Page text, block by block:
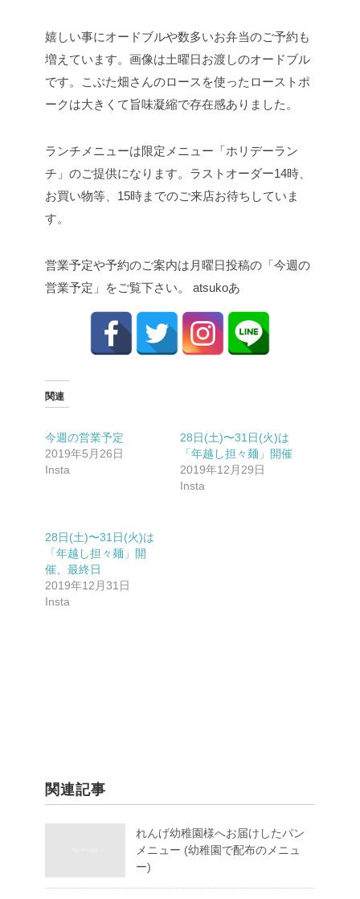
嬉しい事にオードブルや数多いお弁当のご予約も
増えています。画像は土曜日お渡しのオードブル
です。こぶた畑さんのロースを使ったローストポ
ークは大きくて旨味凝縮で存在感ありました。
ランチメニューは限定メニュー「ホリデーラン
チ」のご提供になります。ラストオーダー14時、
お買い物等、15時までのご来店お待ちしていま
す。
営業予定や予約のご案内は月曜日投稿の「今週の
営業予定」をご覧下さい。 atsukoあ
関連
今週の営業予定
2019年5月26日
Insta
28日(土)〜31日(火)は
「年越し担々麺」開催
2019年12月29日
Insta
28日(土)〜31日(火)は
「年越し担々麺」開
催、最終日
2019年12月31日
Insta
関連記事
れんげ幼稚園様へお届けしたパン
メニュー (幼稚園で配布のメニュ
ー)